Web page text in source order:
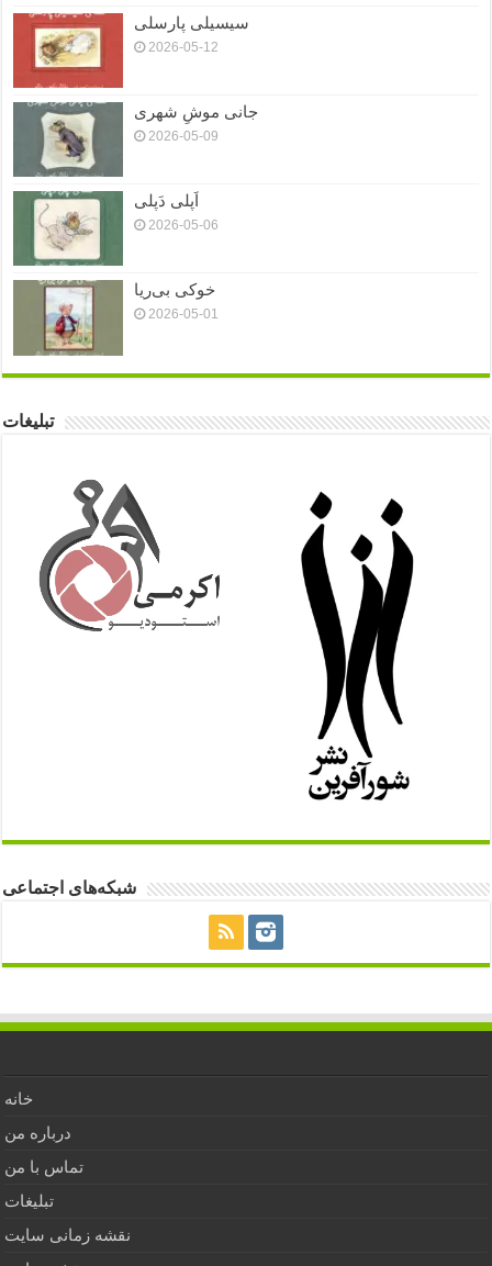
سیسیلی پارسلی
2026-05-12
جانی موشِ شهری
2026-05-09
اَپلی دَپلی
2026-05-06
خوکی بی‌ریا
2026-05-01
تبلیغات
شبکه‌های اجتماعی
خانه
درباره من
تماس با من
تبلیغات
نقشه زمانی سایت